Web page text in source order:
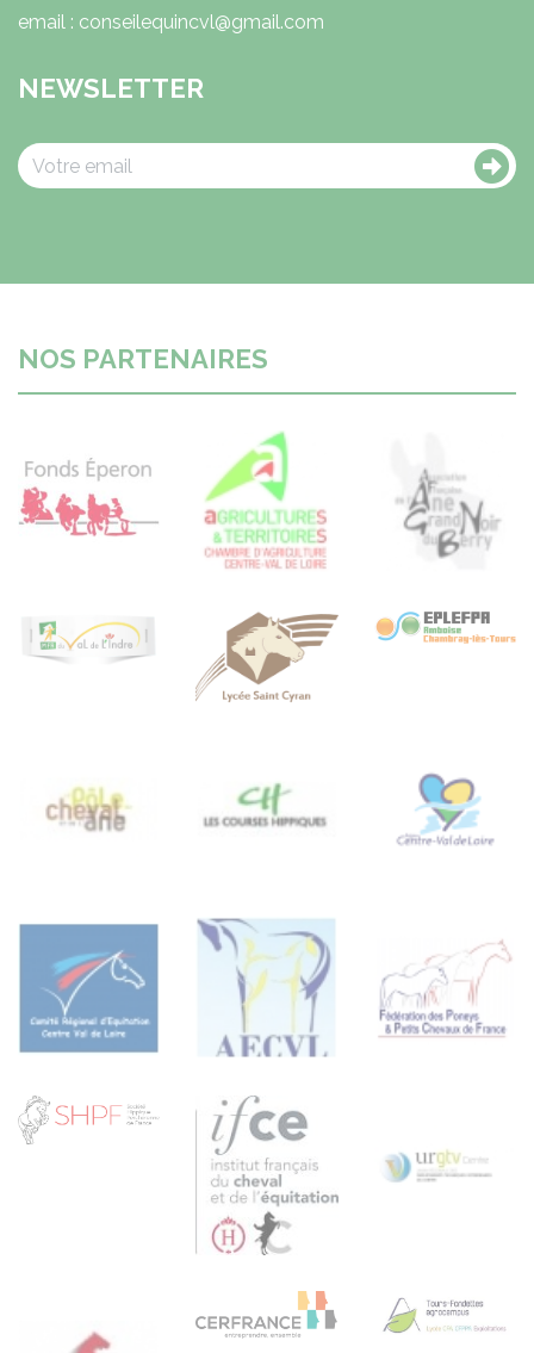
email : conseilequincvl@gmail.com
NEWSLETTER
NOS PARTENAIRES